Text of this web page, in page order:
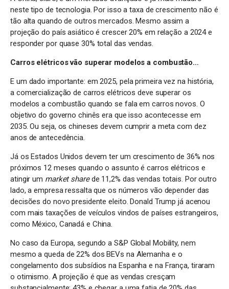
neste tipo de tecnologia. Por isso a taxa de crescimento não é
tão alta quando de outros mercados. Mesmo assim a
projeção do país asiático é crescer 20% em relação a 2024 e
responder por quase 30% total das vendas.
Carros elétricos vão superar modelos a combustão…
E um dado importante: em 2025, pela primeira vez na história,
a comercialização de carros elétricos deve superar os
modelos a combustão quando se fala em carros novos. O
objetivo do governo chinês era que isso acontecesse em
2035. Ou seja, os chineses devem cumprir a meta com dez
anos de antecedência.
Já os Estados Unidos devem ter um crescimento de 36% nos
próximos 12 meses quando o assunto é carros elétricos e
atingir um market sharede 11,2% das vendas totais. Por outro
lado, a empresa ressalta que os números vão depender das
decisões do novo presidente eleito. Donald Trump já acenou
com mais taxações de veículos vindos de países estrangeiros,
como México, Canadá e China.
No caso da Europa, segundo a S&P Global Mobility, nem
mesmo a queda de 22% dos BEVs na Alemanha e o
congelamento dos subsídios na Espanha e na França, tiraram
o otimismo. A projeção é que as vendas cresçam